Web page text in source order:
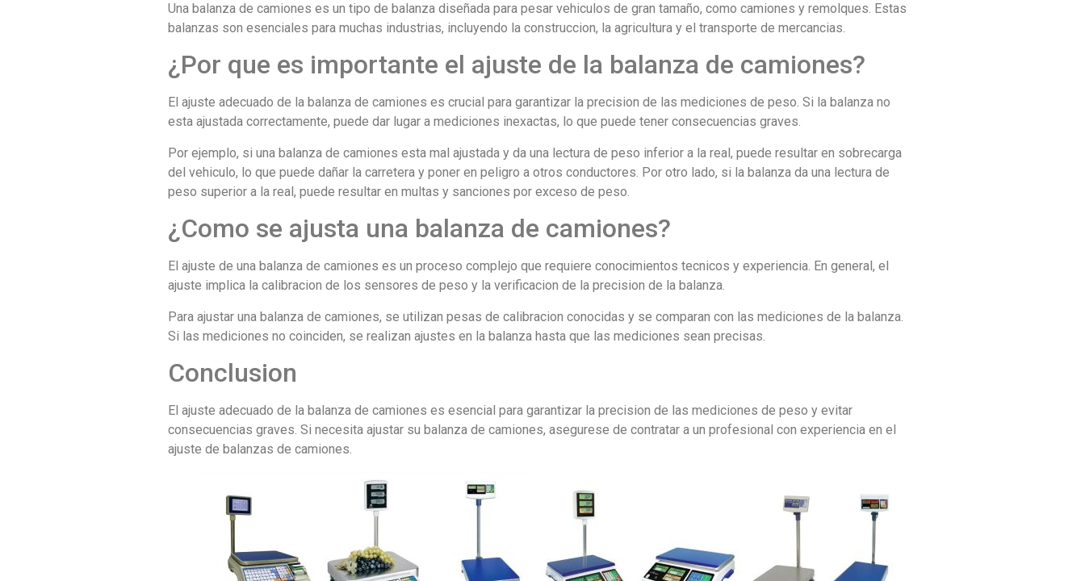
Una balanza de camiones es un tipo de balanza diseñada para pesar vehiculos de gran tamaño, como camiones y remolques. Estas
balanzas son esenciales para muchas industrias, incluyendo la construccion, la agricultura y el transporte de mercancias.
¿Por que es importante el ajuste de la balanza de camiones?
El ajuste adecuado de la balanza de camiones es crucial para garantizar la precision de las mediciones de peso. Si la balanza no
esta ajustada correctamente, puede dar lugar a mediciones inexactas, lo que puede tener consecuencias graves.
Por ejemplo, si una balanza de camiones esta mal ajustada y da una lectura de peso inferior a la real, puede resultar en sobrecarga
del vehiculo, lo que puede dañar la carretera y poner en peligro a otros conductores. Por otro lado, si la balanza da una lectura de
peso superior a la real, puede resultar en multas y sanciones por exceso de peso.
¿Como se ajusta una balanza de camiones?
El ajuste de una balanza de camiones es un proceso complejo que requiere conocimientos tecnicos y experiencia. En general, el
ajuste implica la calibracion de los sensores de peso y la verificacion de la precision de la balanza.
Para ajustar una balanza de camiones, se utilizan pesas de calibracion conocidas y se comparan con las mediciones de la balanza.
Si las mediciones no coinciden, se realizan ajustes en la balanza hasta que las mediciones sean precisas.
Conclusion
El ajuste adecuado de la balanza de camiones es esencial para garantizar la precision de las mediciones de peso y evitar
consecuencias graves. Si necesita ajustar su balanza de camiones, asegurese de contratar a un profesional con experiencia en el
ajuste de balanzas de camiones.